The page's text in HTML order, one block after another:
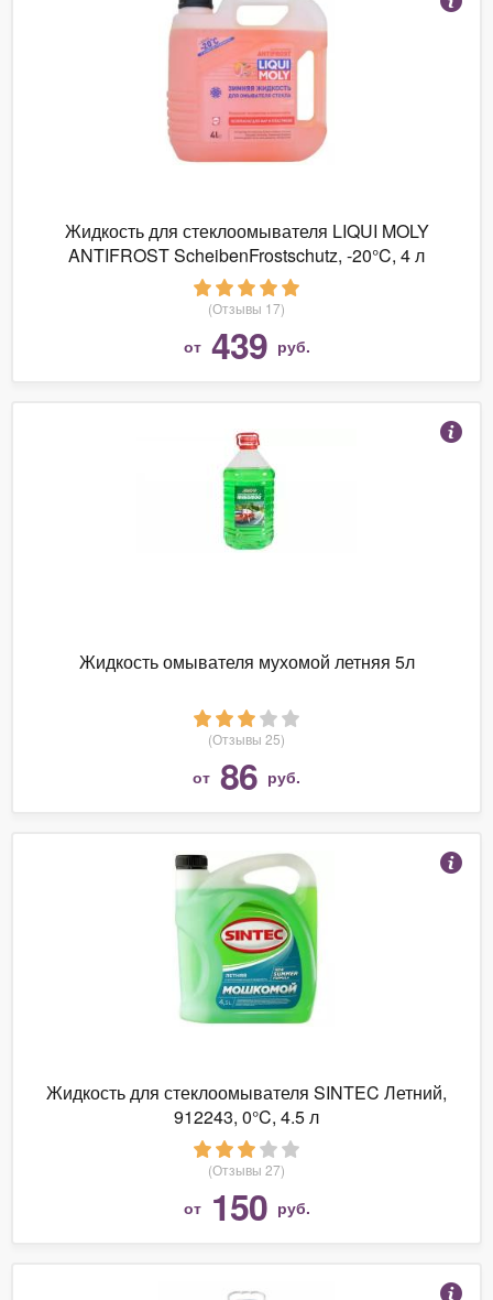
Жидкость для стеклоомывателя LIQUI MOLY
ANTIFROST ScheibenFrostschutz, -20°C, 4 л
(Отзывы 17)
от 439 руб.
Жидкость омывателя мухомой летняя 5л
(Отзывы 25)
от 86 руб.
Жидкость для стеклоомывателя SINTEC Летний,
912243, 0°C, 4.5 л
(Отзывы 27)
от 150 руб.